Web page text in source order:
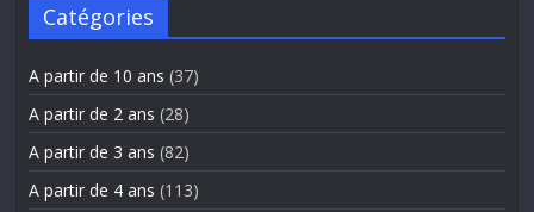
Catégories
A partir de 10 ans (37)
A partir de 2 ans (28)
A partir de 3 ans (82)
A partir de 4 ans (113)